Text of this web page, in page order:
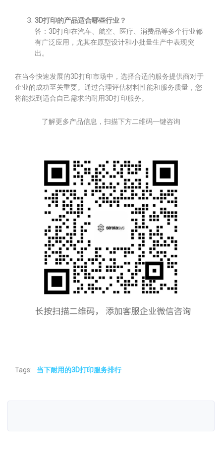
3D打印的产品适合哪些行业？
答：3D打印在汽车、航空、医疗、消费品等多个行业都
有广泛应用，尤其在原型设计和小批量生产中表现突
出。
在当今快速发展的3D打印市场中，选择合适的服务提供商对于
企业的成功至关重要。通过合理评估材料性能和服务质量，您
将能找到适合自己需求的耐用3D打印服务。
了解更多产品信息，扫描下方二维码一键咨询
Tags: 当下耐用的3D打印服务排行